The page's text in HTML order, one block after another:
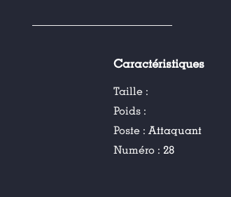
Caractéristiques
Taille :
Poids :
Poste :Attaquant
Numéro :28